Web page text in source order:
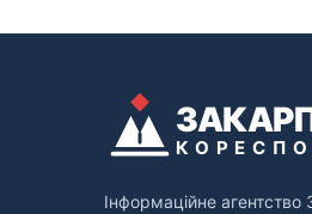
Інформаційне агентство